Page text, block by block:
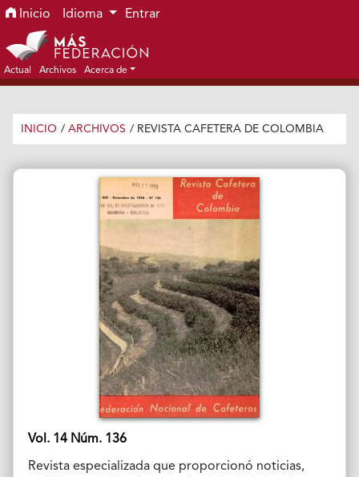
Ir al menú de navegación principal
Ir al contenido principal
Ir al pie de página del sitio
Inicio Idioma Entrar
Actual Archivos Acerca de
INICIO / ARCHIVOS / REVISTA CAFETERA DE COLOMBIA
Vol. 14 Núm. 136
Revista especializada que proporcionó noticias,